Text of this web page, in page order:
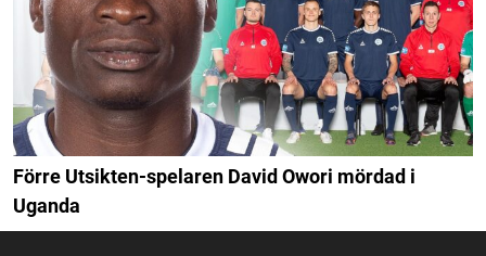
Förre Utsikten-spelaren David Owori mördad i
Uganda